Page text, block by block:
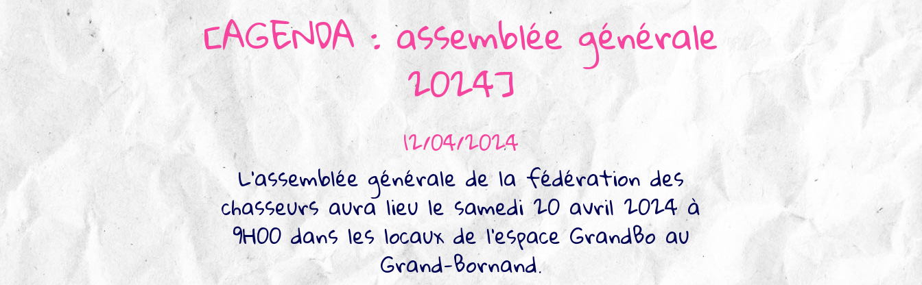
[AGENDA : assemblée générale
2024]
12/04/2024
L’assemblée générale de la fédération des
chasseurs aura lieu le samedi 20 avril 2024 à
9H00 dans les locaux de l’espace GrandBo au
Grand-Bornand.